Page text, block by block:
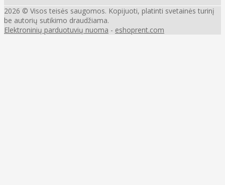
2026 © Visos teisės saugomos. Kopijuoti, platinti svetainės turinį
be autorių sutikimo draudžiama.
Elektroninių parduotuvių nuoma - eshoprent.com